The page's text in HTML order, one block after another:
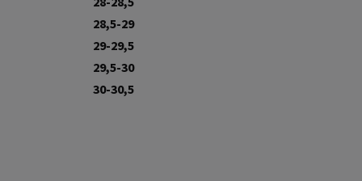
28,5-29
29-29,5
29,5-30
30-30,5